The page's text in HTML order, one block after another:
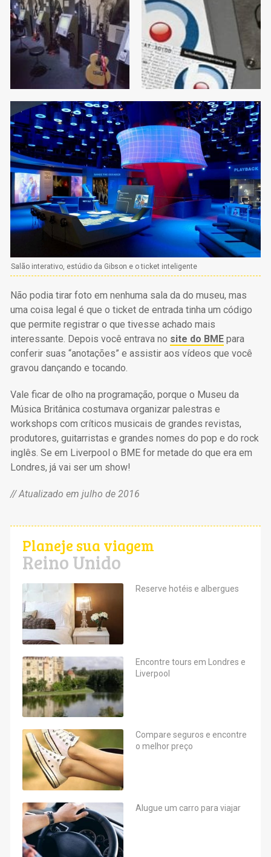
Salão interativo, estúdio da Gibson e o ticket inteligente
Não podia tirar foto em nenhuma sala da do museu, mas
uma coisa legal é que o ticket de entrada tinha um código
que permite registrar o que tivesse achado mais
interessante. Depois você entrava no site do BMEpara
conferir suas “anotações” e assistir aos vídeos que você
gravou dançando e tocando.
Vale ficar de olho na programação, porque o Museu da
Música Britânica costumava organizar palestras e
workshops com críticos musicais de grandes revistas,
produtores, guitarristas e grandes nomes do pop e do rock
inglês. Se em Liverpool o BME for metade do que era em
Londres, já vai ser um show!
// Atualizado em julho de 2016
Planeje sua viagem
Reino Unido
Reserve hotéis e albergues
Encontre tours em Londres e
Liverpool
Compare seguros e encontre
o melhor preço
Alugue um carro para viajar